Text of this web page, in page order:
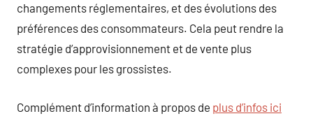
changements réglementaires, et des évolutions des
préférences des consommateurs. Cela peut rendre la
stratégie d’approvisionnement et de vente plus
complexes pour les grossistes.
Complément d’information à propos de plus d’infos ici